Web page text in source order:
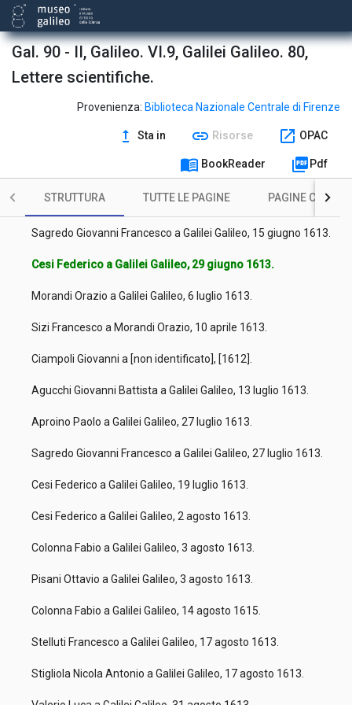
Gal. 90 - II, Galileo. VI.9, Galilei Galileo. 80,
Lettere scientifiche.
Provenienza: Biblioteca Nazionale Centrale di Firenze
upgrade Sta in link Risorse open_in_new OPAC
menu_book BookReader picture_as_pdf Pdf
STRUTTURA TUTTE LE PAGINE PAGINE CON
Magini Giovanni Antonio a Galilei Galileo, 30 aprile 1613.
Sagredo Giovanni Francesco a Galilei Galileo, 9 maggio 1613.
Cesi Federico a Galilei Galileo, 11 maggio 1613.
Bardi Giovanni a Galilei Galileo, 24 maggio 1613.
Cesi Federico a Galilei Galileo, 30 maggio 1613.
Aproino Paolo a Galilei Galileo, 1 giugno 1613.
Agucchi Giovanni Battista a Galilei Galileo, 8 giugno 1613.
Sagredo Giovanni Francesco a Galilei Galileo, 15 giugno 1613.
Cesi Federico a Galilei Galileo, 29 giugno 1613.
Morandi Orazio a Galilei Galileo, 6 luglio 1613.
Sizi Francesco a Morandi Orazio, 10 aprile 1613.
Ciampoli Giovanni a [non identificato], [1612].
Agucchi Giovanni Battista a Galilei Galileo, 13 luglio 1613.
Aproino Paolo a Galilei Galileo, 27 luglio 1613.
Sagredo Giovanni Francesco a Galilei Galileo, 27 luglio 1613.
Cesi Federico a Galilei Galileo, 19 luglio 1613.
Cesi Federico a Galilei Galileo, 2 agosto 1613.
Colonna Fabio a Galilei Galileo, 3 agosto 1613.
Pisani Ottavio a Galilei Galileo, 3 agosto 1613.
Colonna Fabio a Galilei Galileo, 14 agosto 1615.
Stelluti Francesco a Galilei Galileo, 17 agosto 1613.
Stigliola Nicola Antonio a Galilei Galileo, 17 agosto 1613.